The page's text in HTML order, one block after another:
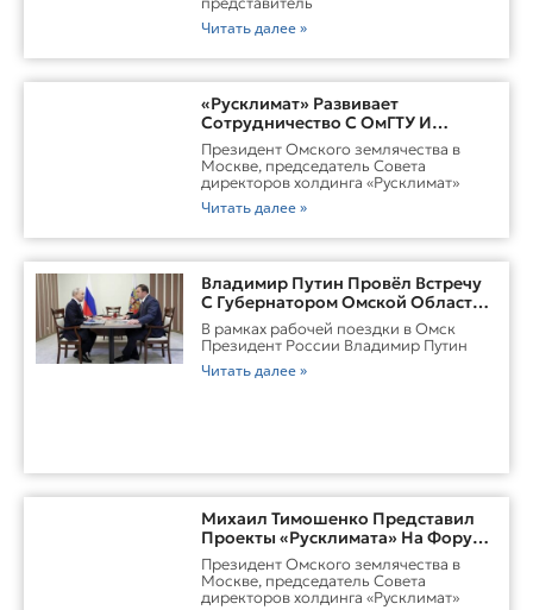
Читать далее »
«Русклимат» Развивает
Сотрудничество С ОмГТУ И
Участвует В Обновлении
Городской Среды Омска
Президент Омского землячества в
Москве, председатель Совета
директоров холдинга «Русклимат»
Читать далее »
Владимир Путин Провёл Встречу
С Губернатором Омской Области
Виталием ХоценкоИсточник
В рамках рабочей поездки в Омск
Президент России Владимир Путин
Читать далее »
Михаил Тимошенко Представил
Проекты «Русклимата» На Форуме
России И Казахстана
Президент Омского землячества в
Москве, председатель Совета
директоров холдинга «Русклимат»